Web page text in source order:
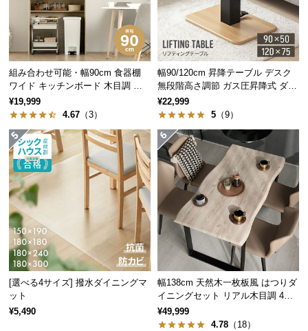
中
型
商
品
の
配
送
つ
い
て
小
型
商
品
の
配
に
組み合わせ可能・幅90cm 食器棚
ワイド キッチンボード 木目調 レ
イアウト自在
¥19,999
4.67 （3）
幅90/120cm 昇降テーブル デスク
無段階高さ調節 ガス圧昇降式 ダイ
ニング 高さ55~70cm
¥22,999
5 （9）
[選べる4サイズ] 撥水ダイニングマ
ット
¥5,490
幅138cm 天然木一枚板風 はつりダ
イニングセット リアル木目調 4人
掛け チェア4脚セット
¥49,999
4.78 （18）